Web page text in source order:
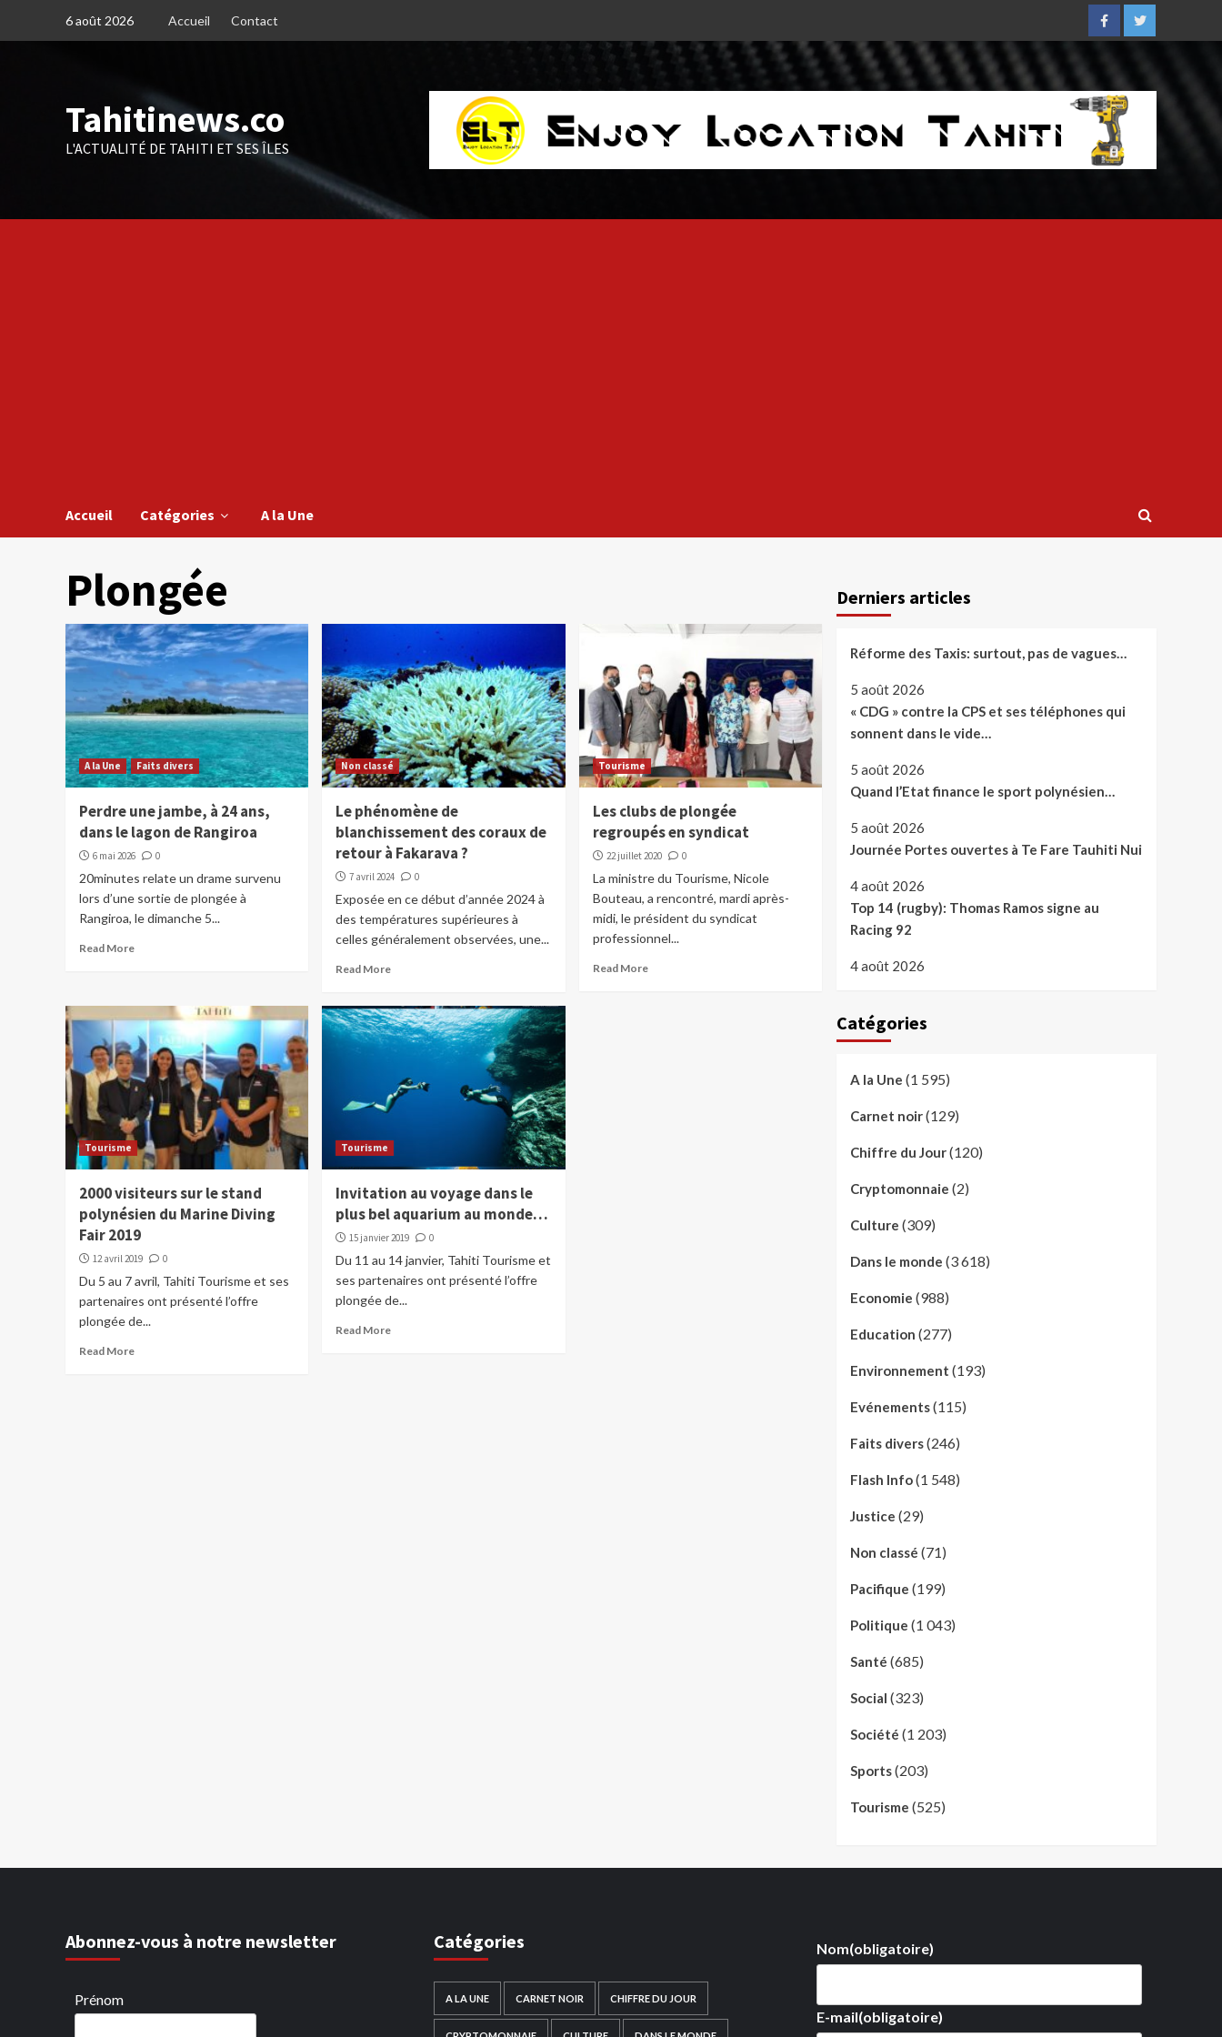
6 août 2026 Accueil Contact
FacebookTwitter
Tahitinews.co
L'ACTUALITÉ DE TAHITI ET SES ÎLES
Accueil Catégories A la Une
Plongée
A la Une Faits divers
Perdre une jambe, à 24 ans,
dans le lagon de Rangiroa
6 mai 2026 0
20minutes relate un drame survenu
lors d’une sortie de plongée à
Rangiroa, le dimanche 5...
Read More
Non classé
Le phénomène de
blanchissement des coraux de
retour à Fakarava ?
7 avril 2024 0
Exposée en ce début d’année 2024 à
des températures supérieures à
celles généralement observées, une...
Read More
Tourisme
Les clubs de plongée
regroupés en syndicat
22 juillet 2020 0
La ministre du Tourisme, Nicole
Bouteau, a rencontré, mardi après-
midi, le président du syndicat
professionnel...
Read More
Tourisme
2000 visiteurs sur le stand
polynésien du Marine Diving
Fair 2019
12 avril 2019 0
Du 5 au 7 avril, Tahiti Tourisme et ses
partenaires ont présenté l’offre
plongée de...
Read More
Tourisme
Invitation au voyage dans le
plus bel aquarium au monde…
15 janvier 2019 0
Du 11 au 14 janvier, Tahiti Tourisme et
ses partenaires ont présenté l’offre
plongée de...
Read More
Derniers articles
Réforme des Taxis: surtout, pas de vagues…
5 août 2026
« CDG » contre la CPS et ses téléphones qui
sonnent dans le vide…
5 août 2026
Quand l’Etat finance le sport polynésien…
5 août 2026
Journée Portes ouvertes à Te Fare Tauhiti Nui
4 août 2026
Top 14 (rugby): Thomas Ramos signe au
Racing 92
4 août 2026
Catégories
A la Une (1 595)
Carnet noir(129)
Chiffre du Jour(120)
Cryptomonnaie (2)
Culture (309)
Dans le monde (3 618)
Economie (988)
Education (277)
Environnement (193)
Evénements(115)
Faits divers(246)
Flash Info(1 548)
Justice (29)
Non classé (71)
Pacifique (199)
Politique (1 043)
Santé (685)
Social (323)
Société (1 203)
Sports(203)
Tourisme (525)
Abonnez-vous à notre newsletter
Prénom
Catégories
A LA UNE CARNET NOIR CHIFFRE DU JOUR
Nom(obligatoire)
E-mail(obligatoire)